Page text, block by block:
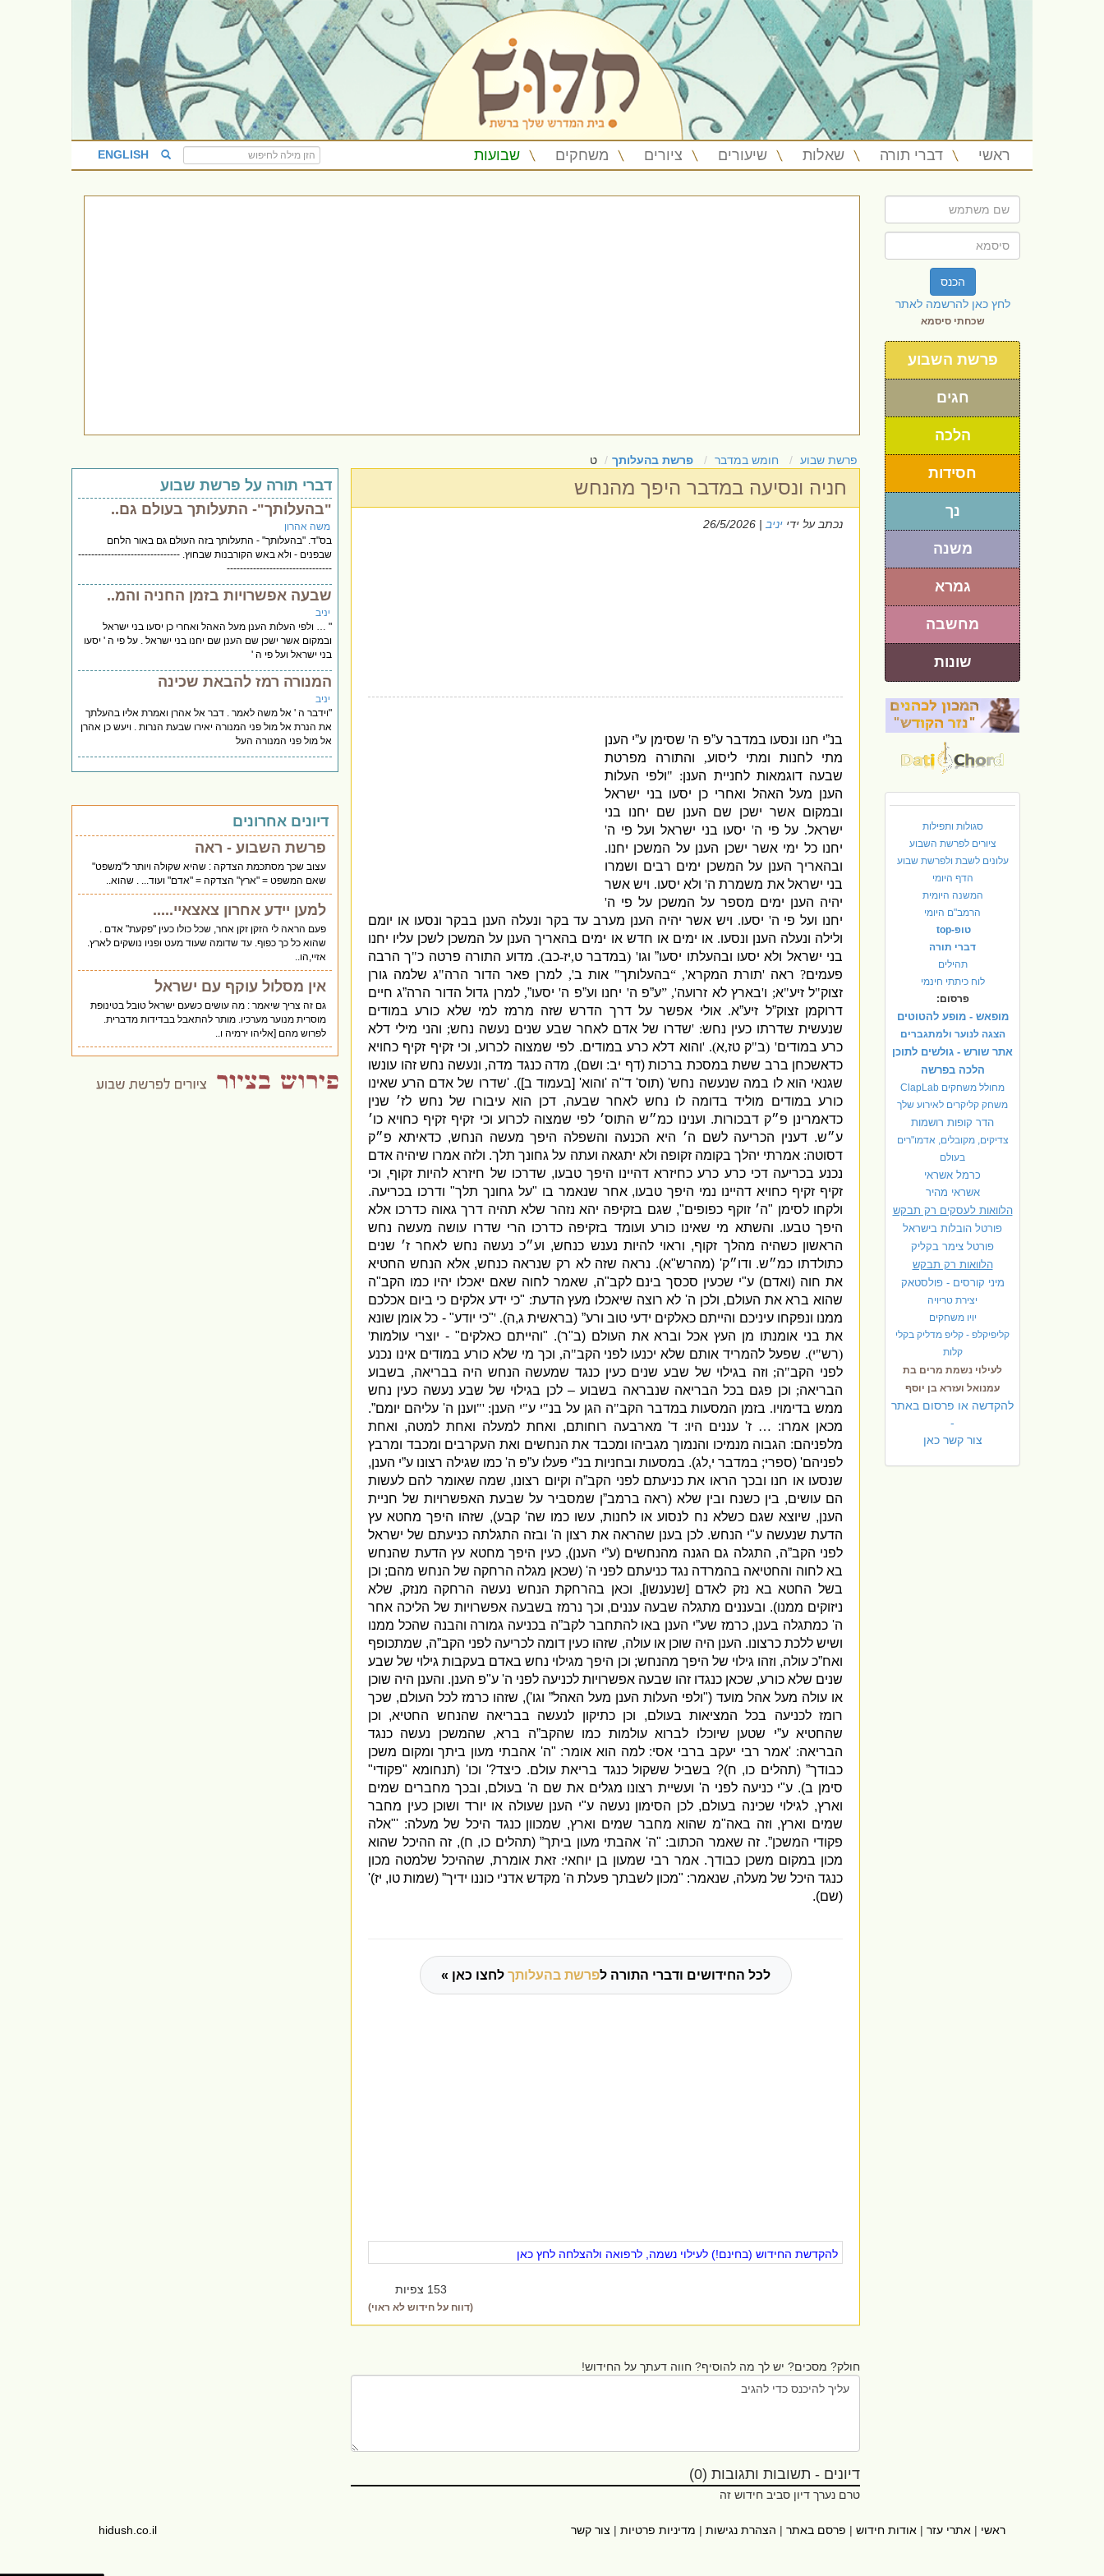
ראשי דברי תורה שאלות שיעורים ציורים משחקים שבועות ENGLISH
הכנס
לחץ כאן להרשמה לאתר
שכחתי סיסמא
פרשת השבוע
חגים
הלכה
חסידות
נך
משנה
גמרא
מחשבה
שונות
סגולות ותפילות
ציורים לפרשת השבוע
עלונים לשבת ולפרשת שבוע
הדף היומי
המשנה היומית
הרמב"ם היומי
טופ-top
דברי תורה
תהילים
לוח כיתתי חינמי
פרסום:
מופאש - מופע להטוטים
הצגה לנוער ולמתגברים
אתר שורש - גולשים לתוכן
הלכה בפרשה
מחולל משחקים ClapLab
משחק קליקרים לאירוע שלך
הדר קופות רושמות
צדיקים, מקובלים, אדמו"רים
בעולם
כרמל אשראי
אשראי מהיר
הלוואות לעסקים רק תבקש
פורטל הובלות בישראל
פורטל צימר בקליק
הלוואות רק תבקש
מיני קורסים - פולסטאק
יצירת טריויה
יויו משחקים
קליפיקלפ - קליפ מדליק בקלי
קלות
לעילוי נשמת מרים בת
עמנואל ועזרא בן יוסף
להקדשה או פרסום באתר
-
צור קשר כאן
פרשת שבוע חומש במדבר פרשת בהעלותך ט
חניה ונסיעה במדבר היפך מהנחש
נכתב על ידי יניב | 26/5/2026
בנ”י חנו ונסעו במדבר ע”פ ה' שסימן ע”י הענן
מתי לחנות ומתי ליסוע, והתורה מפרטת
שבעה דוגמאות לחניית הענן: "ולפי העלות
הענן מעל האהל ואחרי כן יסעו בני ישראל
ובמקום אשר ישכן שם הענן שם יחנו בני
ישראל. על פי ה' יסעו בני ישראל ועל פי ה'
יחנו כל ימי אשר ישכן הענן על המשכן יחנו.
ובהאריך הענן על המשכן ימים רבים ושמרו
בני ישראל את משמרת ה' ולא יסעו. ויש אשר
יהיה הענן ימים מספר על המשכן על פי ה'
יחנו ועל פי ה' יסעו. ויש אשר יהיה הענן מערב עד בקר ונעלה הענן בבקר ונסעו או יומם
ולילה ונעלה הענן ונסעו.או ימים או חדש או ימים בהאריך הענן על המשכן לשכן עליו יחנו
בני ישראל ולא יסעו ובהעלתו יסעו” וגו' (במדבר ט,יז-כב). מדוע התורה פרטה כ"ך הרבה
פעמים? ראה'תורת המקרא', “בהעלותך"אות ב', למרן פאר הדור הרה"ג שלמה גורן
זצוק"ל זיע"א; ו'בארץ לא זרועה', ”ע”פ ה' יחנו וע”פ ה' יסעו”,למרן גדול הדור הרה”ג חיים
דרוקמן זצוק”ל זיע”א.אולי אפשר על דרך הדרש שזה מרמז למי שלא כורע במודים
שנעשיתשדרתו כעין נחש:
'שדרו של אדם לאחר שבע שנים נעשה נחש; והני מילי דלא
כרע במודים' (ב"ק טז,א). 'והוא דלא כרע במודים. לפי שמצוה לכרוע, וכי זקיף זקיף כחויא
כדאשכחן ברב ששת במסכת ברכות(דף יב: ושם), מדה כנגד מדה, ונעשה נחש זהו עונשו
שגנאי הוא לו במה שנעשה נחש' (תוס' ד"ה'והוא' [בעמוד ב]). 'שדרו של אדם הרע שאינו
כורע במודים מוליד בדומה לו נחש לאחר שבעה,דכן הוא עיבורו של נחש לז׳ שנין
כדאמרינן פ״ק דבכורות. וענינו כמ״ש התוס׳ לפי שמצוה לכרוע וכי זקיף זקיף כחויא כו׳
ע״ש. דענין הכריעה לשם ה׳ היא הכנעה והשפלה היפך מעשה הנחש,כדאיתא פ״ק
דסוטה:אמרתי יהלך בקומה זקופה ולא יתגאה ועתה על גחונך תלך. ולזה אמרו שיהיה אדם
נכנע בכריעה דכי כרע כרע כחיזרא דהיינו היפך טבעו, שדרכו של חיזרא להיות זקוף, וכי
זקיף זקיף כחויא דהיינו נמי היפך טבעו,אחר שנאמר בו "על גחונך תלך" ודרכו בכריעה.
ולקחו לסימן "ה׳ זוקף כפופים", שגם בזקיפה יהא נזהר שלא תהיה דרך גאוה כדרכו אלא
היפך טבעו. והשתא מי שאינו כורע ועומד בזקיפה כדרכו הרי שדרו עושה מעשה נחש
הראשון כשהיה מהלך זקוף, וראוי להיות נענש כנחש, וע״כ נעשה נחש לאחר ז׳ שנים
כתולדתו כמ״ש. ודו״ק' (מהרש"א). נראה שזה לא רק שנראה כנחש,אלא הנחש החטיא
את חוה (ואדם) ע"י שכעין סכסך בינם לקב"ה, שאמר לחוה שאם יאכלו יהיו כמו הקב"ה
שהוא ברא את העולם, ולכן ה' לא רוצה שיאכלו מעץ הדעת: "כי ידע אלקים כי ביום אכלכם
ממנו ונפקחו עיניכם והייתם כאלקים ידעי טוב ורע” (בראשית ג,ה)
. '
"כי יודע" - כל אומן שונא
את בני אומנתו מן העץ אכל וברא את העולם(ב"ר).
"והייתם כאלקים" - יוצרי עולמות'
(רש"י). שפעל להמריד אותם שלא יכנעו לפני הקב"ה, וכך מי שלא כורע במודים אינו נכנע
לפני הקב"ה; וזה בגילוי של שבע שנים כעין כנגד שמעשה הנחש היה בבריאה, בשבוע
הבריאה; וכן פגם בכל הבריאה שנבראה בשבוע – לכן בגילוי של שבע נעשה כעין נחש
ממש בדימויו. בזמן המסעות במדבר הקב"ה הגן על בנ"י ע"י הענן: '"וענן ה'עליהם יומם”.
מכאן אמרו:
… ז' עננים היו: ד' מארבעה רוחותם, ואחת למעלה ואחת למטה, ואחת
מלפניהם: הגבוה מנמיכו והנמוך מגביהו ומכבד את הנחשים ואת העקרבים ומכבד ומרבץ
לפניהם' (ספרי; במדבר י,לג). במסעות ובחניות בנ”י פעלו ע”פ ה' כמו שגילה רצונו ע”י הענן,
שנסעו או חנו ובכך הראו את כניעתם לפני הקב”ה וקיום רצונו, שמה שאומר להם לעשות
הם עושים, בין כשנח ובין שלא (ראה ברמב”ן שמסביר על שבעת האפשרויות של חניית
הענן, שיוצא שגם כשלא נח לנסוע או לחנות,עשו כמו שה'קבע), שזהו היפך מחטא עץ
הדעת שנעשה ע"י הנחש. לכן בענן שהראה את רצון ה' ובזה התגלתה כניעתם של ישראל
לפני הקב”ה, התגלה גם הגנה מהנחשים(ע”י הענן),כעין היפך מחטא עץ הדעת שהנחש
בא לחוה והחטיאה בהמרדה נגד כניעתם לפני ה' (שכאן מגלה הרחקה של הנחש מהם; וכן
בשל החטא בא נזק לאדם [שנענשו], וכאן בהרחקת הנחש נעשה הרחקה מנזק, שלא
ניזוקים ממנו). ובעננים מתגלה שבעה עננים, וכך נרמז בשבעה אפשרויות של הליכה אחר
ה' כמתגלה בענן,כרמז שע”י הענן באו להתחבר לקב”ה בכניעה גמורה והבנה שהכל ממנו
ושיש ללכת כרצונו. הענן היה שוכן או עולה, שזהו כעין דומה לכריעה לפני הקב”ה, שמתכופף
ואח”כ עולה, וזהו גילוי של היפך מהנחש; וכן היפך מגילוי נחש באדם בעקבות גילוי של שבע
שנים שלא כורע, שכאן כנגדו זהו שבעה אפשרויות לכניעה לפני ה' ע"פ הענן. והענן היה שוכן
או עולה מעל אהל מועד ("ולפי העלות הענן מעל האהל” וגו'), שזהו כרמז לכל העולם, שכך
רומז לכניעה בכל המציאות בעולם, וכן כתיקון לנעשה בבריאה שהנחש החטיא, וכן
שהחטיא ע”י שטען שיוכלו לברוא עולמות כמו שהקב”ה ברא, שהמשכן נעשה כנגד
הבריאה: 'אמר רבי יעקב ברבי אסי:למה הוא אומר: "ה'אהבתי מעון ביתך ומקום משכן
כבודך”(תהלים כו, ח)? בשביל ששקול כנגד בריאת עולם. כיצד?' וכו' (תנחומא "פקודי"
סימן ב). ע"י כניעה לפני ה' ועשיית רצונו מגלים את שם ה' בעולם, ובכך מחברים שמים
וארץ, לגילוי שכינה בעולם,לכן הסימון נעשה ע"י הענן שעולה או יורד ושוכן כעין מחבר
שמים וארץ, וזה באה"מ שהוא מחבר שמים וארץ, שמכוון כנגד היכל של מעלה: '"אלה
פקודי המשכן”. זה שאמר הכתוב: "ה' אהבתי מעון ביתך”(תהלים כו, ח), זה ההיכל שהוא
מכון במקום משכן כבודך. אמר רבי שמעון בן יוחאי: זאת אומרת, שההיכל שלמטה מכון
כנגד היכל של מעלה, שנאמר: "מכון לשבתך פעלת ה' מקדש אדנ'י כוננו ידיך” (שמות טו, יז)'
(שם).
לכל החידושים ודברי התורה לפרשת בהעלותך לחצו כאן »
להקדשת החידוש (בחינם!) לעילוי נשמה, לרפואה ולהצלחה לחץ כאן
153 צפיות
(דווח על חידוש לא ראוי)
חולק? מסכים? יש לך מה להוסיף? חווה דעתך על החידוש!
דיונים - תשובות ותגובות (0)
טרם נערך דיון סביב חידוש זה
דברי תורה על פרשת שבוע
"בהעלותך"- התעלותך בעולם גם..
משה אהרון
בס"ד. "בהעלותך" - התעלותך בזה העולם גם באור הלחם
שבפנים - ולא באש הקורבנות שבחוץ. -------------------------------
--------------------------------
שבעה אפשרויות בזמן החניה והמ..
יניב
" … ולפי העלות הענן מעל האהל ואחרי כן יסעו בני ישראל
ובמקום אשר ישכן שם הענן שם יחנו בני ישראל . על פי ה ' יסעו
בני ישראל ועל פי ה '
המנורה רמז להבאת שכינה
יניב
"וידבר ה ' אל משה לאמר . דבר אל אהרן ואמרת אליו בהעלתך
את הנרת אל מול פני המנורה יאירו שבעת הנרות . ויעש כן אהרן
אל מול פני המנורה העל
דיונים אחרונים
פרשת השבוע - ראה
עצוב שכך מסתכמת הצדקה : שהיא שקולה ויותר ל"משפט"
שאם המשפט = "ארץ" הצדקה = "אדם" ועוד... . שהוא..
למען יידע אחרון צאצאיי.....
פעם הראה לי הזקן זקן אחר, שכל כולו כעין "פקעת" אדם .
שהוא כל כך כפוף. עד שדומה שעוד מעט ופניו נושקים לארץ.
אזיי,הו..
אין מסלול עוקף עם ישראל
גם זה צריך שיאמר : מה עושים כשעם ישראל טובל בטינופת
מוסרית מנוער מערכיו. מותר להתאבל בבדידות מדברית.
לפרוש מהם [אליהו ירמיה ו..
ראשי | אתרי עזר | אודות חידוש | פרסם באתר | הצהרת נגישות | מדיניות פרטיות | צור קשר hidush.co.il